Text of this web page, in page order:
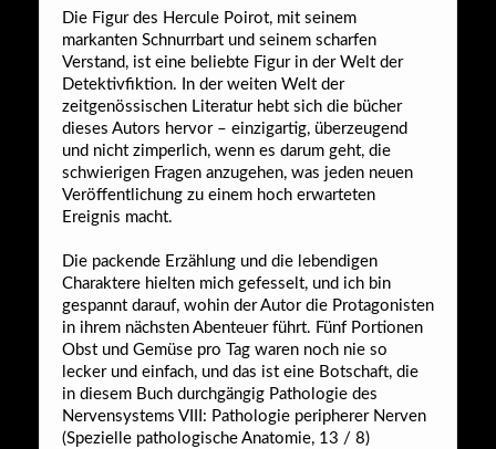
Die Figur des Hercule Poirot, mit seinem
markanten Schnurrbart und seinem scharfen
Verstand, ist eine beliebte Figur in der Welt der
Detektivfiktion. In der weiten Welt der
zeitgenössischen Literatur hebt sich die bücher
dieses Autors hervor – einzigartig, überzeugend
und nicht zimperlich, wenn es darum geht, die
schwierigen Fragen anzugehen, was jeden neuen
Veröffentlichung zu einem hoch erwarteten
Ereignis macht.
Die packende Erzählung und die lebendigen
Charaktere hielten mich gefesselt, und ich bin
gespannt darauf, wohin der Autor die Protagonisten
in ihrem nächsten Abenteuer führt. Fünf Portionen
Obst und Gemüse pro Tag waren noch nie so
lecker und einfach, und das ist eine Botschaft, die
in diesem Buch durchgängig Pathologie des
Nervensystems VIII: Pathologie peripherer Nerven
(Spezielle pathologische Anatomie, 13 / 8)